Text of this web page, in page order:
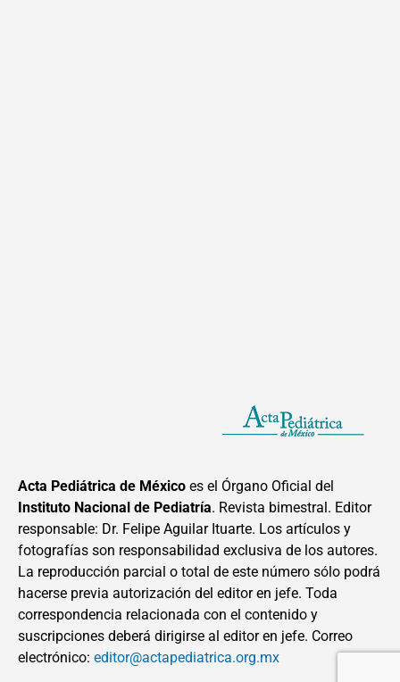
Acta Pediátrica de México es el Órgano Oficial del
Instituto Nacional de Pediatría. Revista bimestral. Editor
responsable: Dr. Felipe Aguilar Ituarte. Los artículos y
fotografías son responsabilidad exclusiva de los autores.
La reproducción parcial o total de este número sólo podrá
hacerse previa autorización del editor en jefe. Toda
correspondencia relacionada con el contenido y
suscripciones deberá dirigirse al editor en jefe. Correo
electrónico: editor@actapediatrica.org.mx